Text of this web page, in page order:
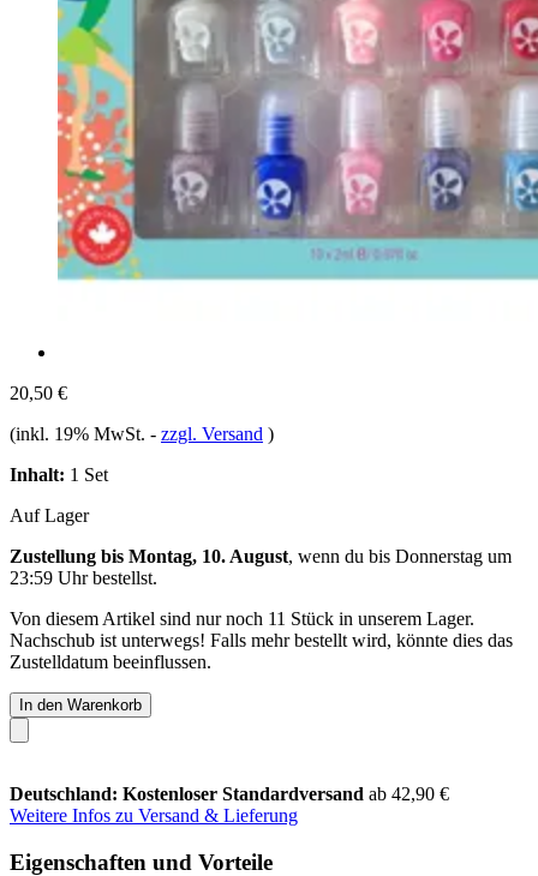
20,50 €
(inkl. 19% MwSt. - zzgl. Versand )
Inhalt: 1 Set
Auf Lager
Zustellung bis Montag, 10. August, wenn du bis Donnerstag um
23:59 Uhrbestellst.
Von diesem Artikel sind nur noch 11 Stück in unserem Lager.
Nachschub ist unterwegs! Falls mehr bestellt wird, könnte dies das
Zustelldatum beeinflussen.
In den Warenkorb
Deutschland: Kostenloser Standardversand ab 42,90 €
Weitere Infos zu Versand & Lieferung
Eigenschaften und Vorteile